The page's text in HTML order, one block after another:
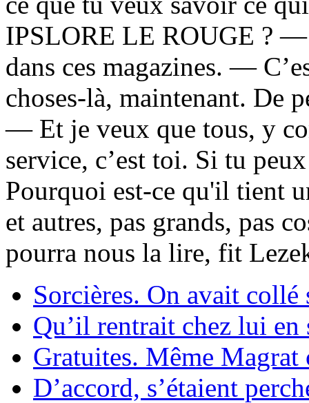
IPSLORE LE ROUGE ? —
dans ces magazines. —
choses-là, maintenant. De
— Et je veux que tous, y
service, c’est toi. Si tu
Pourquoi est-ce qu'il tient
et autres, pas grands, pas
pourra nous la lire, fit
Sorcières. On avait collé
Qu’il rentrait chez lui en
Gratuites. Même Magrat
D’accord, s’étaient